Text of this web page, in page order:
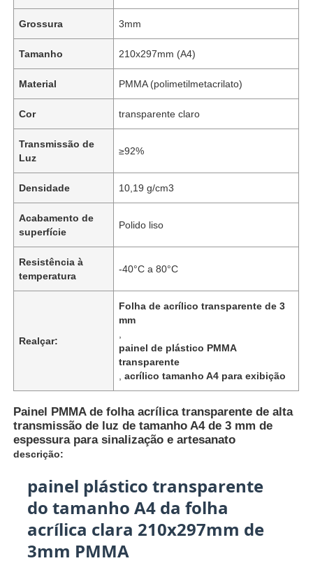
Grossura 3mm
Tamanho 210x297mm (A4)
Material PMMA (polimetilmetacrilato)
Cor transparente claro
Transmissão de
Luz
≥92%
Densidade 10,19 g/cm3
Acabamento de
superfície
Polido liso
Resistência à
temperatura
-40°C a 80°C
Realçar:
Folha de acrílico transparente de 3
mm
painel de plástico PMMA
transparente
,acrílico tamanho A4 para exibição
Painel PMMA de folha acrílica transparente de alta
transmissão de luz de tamanho A4 de 3 mm de
espessura para sinalização e artesanato
descrição:
painel plástico transparente
do tamanho A4 da folha
acrílica clara 210x297mm de
3mm PMMA